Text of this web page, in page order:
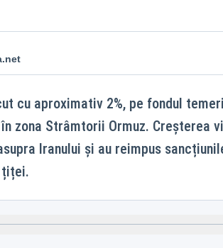
cu aproximativ 2%, pe fondul
zona Strâmtorii Ormuz. Creșterea
Iranului și au reimpus
țiței.